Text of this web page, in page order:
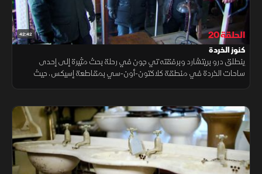
42:42 الحلقة 20
كنوز الخردة
ينطلق درو بريتشارد وبرفقته تي جون في رحلة بحث مثيرة إلى إحدى
ساحات الخردة في منطقة كلاكتون-أون-سي بمقاطعة إسيكس، حيث